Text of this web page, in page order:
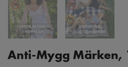
Anti-Mygg Märken,